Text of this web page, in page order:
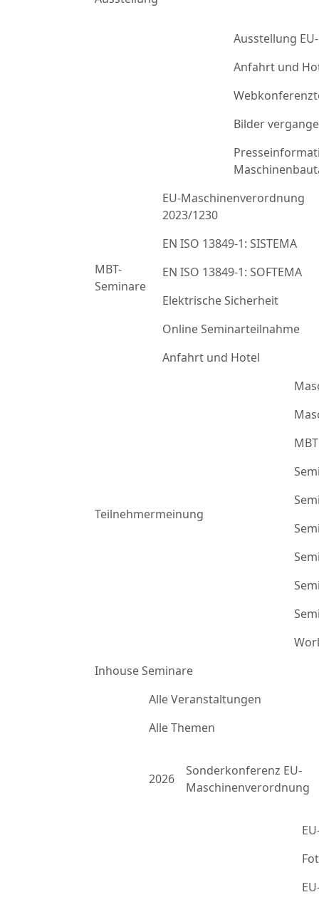
Ausstellung
Anfahrt und
Bilder
MBT-
Seminare
EU-Maschinenverordnung
2023/1230
EN ISO 13849-1: SISTEMA
EN ISO 13849-1: SOFTEMA
Elektrische Sicherheit
Online Seminarteilnahme
Anfahrt und Hotel
Teilnehmermeinung
Inhouse Seminare
Alle Veranstaltungen
Alle Themen
2026
Sonderkonferenz EU-
Maschinenverordnung